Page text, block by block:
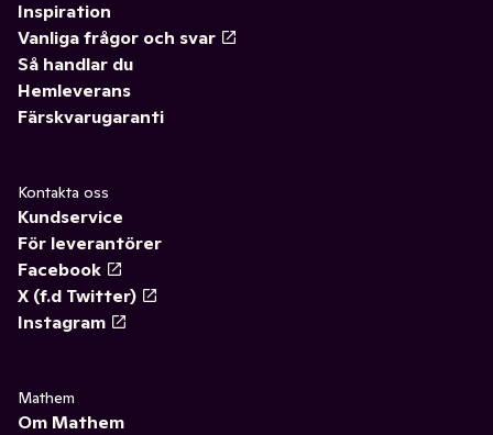
Inspiration
Vanliga frågor och svar
Så handlar du
Hemleverans
Färskvarugaranti
Kontakta oss
Kundservice
För leverantörer
Facebook
X (f.d Twitter)
Instagram
Mathem
Om Mathem